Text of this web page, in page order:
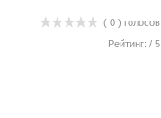
( 0 ) голосов
Рейтинг: / 5